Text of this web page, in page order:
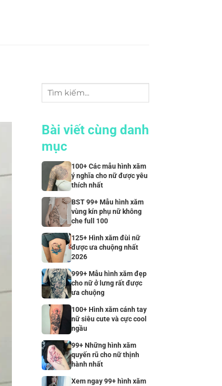
Bài viết cùng danh
mục
100+ Các mẫu hình xăm
ý nghĩa cho nữ được yêu
thích nhất
BST 99+ Mẫu hình xăm
vùng kín phụ nữ không
che full 100
125+ Hình xăm đùi nữ
được ưa chuộng nhất
2026
999+ Mẫu hình xăm đẹp
cho nữ ở lưng rất được
ưa chuộng
100+ Hình xăm cánh tay
nữ siêu cute và cực cool
ngầu
99+ Những hình xăm
quyến rũ cho nữ thịnh
hành nhất
Xem ngay 99+ hình xăm